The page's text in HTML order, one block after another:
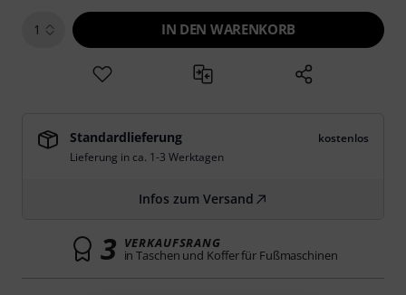
1 IN DEN WARENKORB
Standardlieferung
kostenlos
Lieferung in ca. 1-3 Werktagen
Infos zum Versand
3 VERKAUFSRANG
in Taschen und Koffer für Fußmaschinen